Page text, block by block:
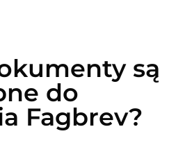
są
do
Fagbrev?